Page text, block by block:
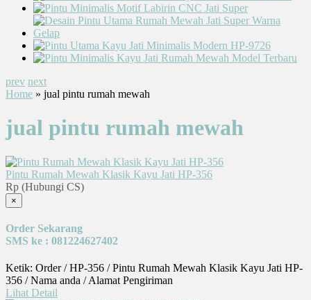
prev next
Home » jual pintu rumah mewah
jual pintu rumah mewah
Pintu Rumah Mewah Klasik Kayu Jati HP-356
Rp (Hubungi CS)
×
Order Sekarang
SMS ke : 081224627402
Ketik: Order / HP-356 / Pintu Rumah Mewah Klasik Kayu Jati HP-
356 / Nama anda / Alamat Pengiriman
Lihat Detail